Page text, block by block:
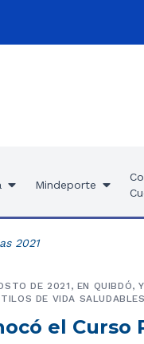
Mindeporte
2021
el Curso
DE 2021, EN QUIBDÓ,
DE VIDA